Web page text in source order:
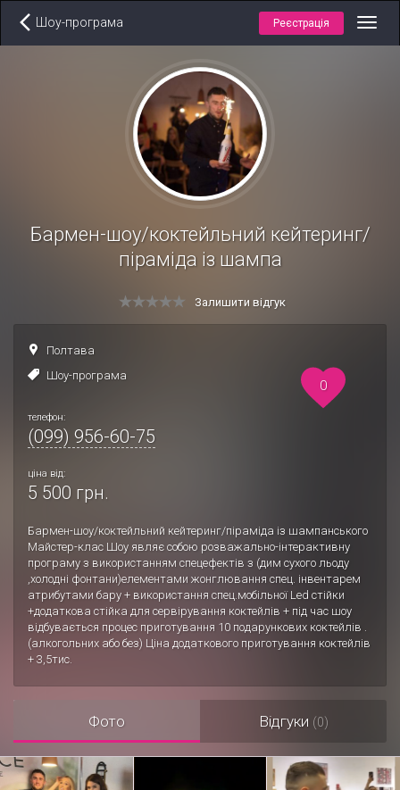
Шоу-програма Реєстрація
Бармен-шоу/коктейльний кейтеринг/
піраміда із шампа
Залишити відгук
Полтава
Шоу-програма
телефон:
(099) 956-60-75
ціна від:
5 500 грн.
Бармен-шоу/коктейльний кейтеринг/піраміда із шампанського
Майстер-клас Шоу являє собою розважально-інтерактивну
програму з використанням спецефектів з (дим сухого льоду
,холодні фонтани)елементами жонглювання спец. інвентарем
атрибутами бару + використання спец.мобільної Led стійки
+додаткова стійка для сервірування коктейлів + під час шоу
відбувається процес приготування 10 подарункових коктейлів .
(алкогольних або без) Ціна додаткового приготування коктейлів
+ 3,5тис.
0
Фото Відгуки (0)